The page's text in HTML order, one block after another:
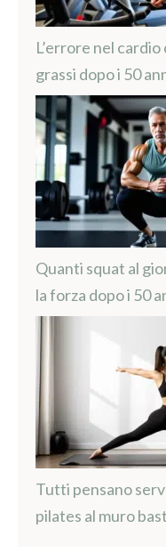
L’errore nel
grassi dopo i 50
Quanti squat al
la forza dopo i 50
Tutti pensano
pilates al muro